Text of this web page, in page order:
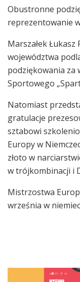
Obustronne
reprezentowanie
Marszałek
województwa
podziękowania za
Sportowego
Natomiast
gratulacje
sztabowi
Europy w
złoto w
w trójkombinacji i
Mistrzostwa
września w